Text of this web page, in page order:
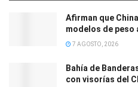
Afirman que
modelos de peso
7 AGOSTO, 2026
Bahía de
con visorías del